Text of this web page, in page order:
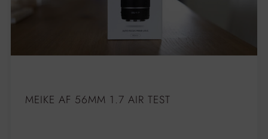
MEIKE AF 56MM 1.7 AIR TEST